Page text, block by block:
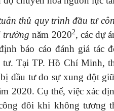
thủ quy trình đầu tư
trường năm 20202, các dự
báo cáo đánh giá tác
tư. Tại TP. Hồ Chí Minh,
đầu tư do sự xung đột
2020. Cụ thể, việc xác
đôi khi không tương